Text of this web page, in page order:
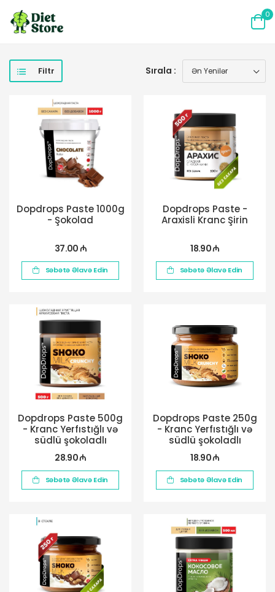
0
Filtr Sırala :
Dopdrops Paste 1000g
- Şokolad
37.00 ₼
Səbətə Əlavə Edin
Dopdrops Paste -
Araxisli Kranc Şirin
18.90 ₼
Səbətə Əlavə Edin
Dopdrops Paste 500g
- Kranc Yerfıstığlı və
südlü şokoladlı
28.90 ₼
Səbətə Əlavə Edin
Dopdrops Paste 250g
- Kranc Yerfıstığlı və
südlü şokoladlı
18.90 ₼
Səbətə Əlavə Edin